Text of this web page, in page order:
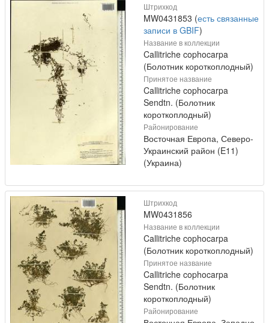
Штрихкод
MW0431853 (есть связанные
записи в GBIF)
Название в коллекции
Callitriche cophocarpa
(Болотник короткоплодный)
Принятое название
Callitriche cophocarpa
Sendtn. (Болотник
короткоплодный)
Районирование
Восточная Европа, Северо-
Украинский район (E11)
(Украина)
Штрихкод
MW0431856
Название в коллекции
Callitriche cophocarpa
(Болотник короткоплодный)
Принятое название
Callitriche cophocarpa
Sendtn. (Болотник
короткоплодный)
Районирование